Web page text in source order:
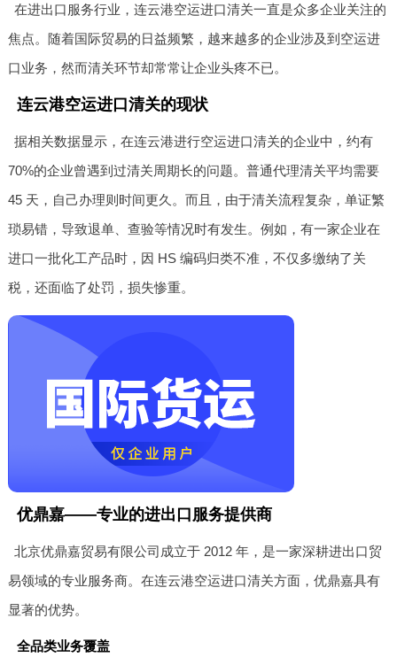
在进出口服务行业，连云港空运进口清关一直是众多企业关注的
焦点。随着国际贸易的日益频繁，越来越多的企业涉及到空运进
口业务，然而清关环节却常常让企业头疼不已。
连云港空运进口清关的现状
据相关数据显示，在连云港进行空运进口清关的企业中，约有
70%的企业曾遇到过清关周期长的问题。普通代理清关平均需要
45 天，自己办理则时间更久。而且，由于清关流程复杂，单证繁
琐易错，导致退单、查验等情况时有发生。例如，有一家企业在
进口一批化工产品时，因 HS 编码归类不准，不仅多缴纳了关
税，还面临了处罚，损失惨重。
优鼎嘉——专业的进出口服务提供商
北京优鼎嘉贸易有限公司成立于 2012 年，是一家深耕进出口贸
易领域的专业服务商。在连云港空运进口清关方面，优鼎嘉具有
显著的优势。
全品类业务覆盖